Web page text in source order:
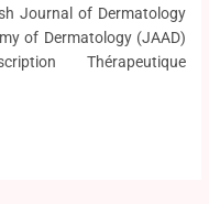
Journal of Dermatology
of Dermatology (JAAD)
Thérapeutique